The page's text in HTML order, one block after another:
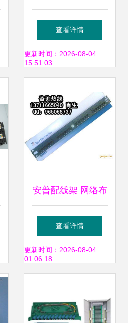
48口数据配线架
1101 20048 综合
1
查看详情
更新时间：2026-08-04
15:51:03
安普配线架 网络布
线的核心组件与安
装指南
查看详情
更新时间：2026-08-04
01:06:18